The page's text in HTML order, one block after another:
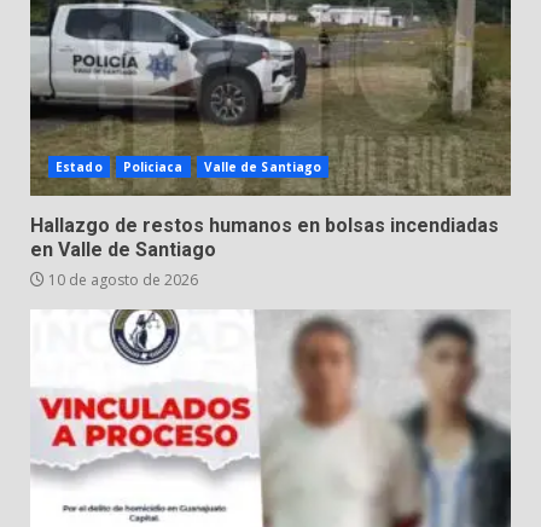
4
Lesiona a un Trabajador de
Linteck
8 de agosto de 2026
5
Aprender jugando también salva
vidas.
8 de agosto de 2026
6
Incendio en taller mecánico de
Puerto de Águila:
7 de agosto de 2026
Estado Policiaca Valle de Santiago
Hallazgo de restos humanos en bolsas incendiadas
en Valle de Santiago
10 de agosto de 2026